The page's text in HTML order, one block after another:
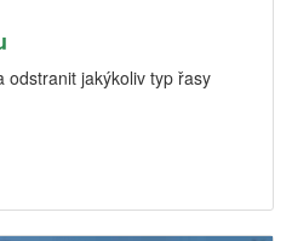
odstranit jakýkoliv typ řasy